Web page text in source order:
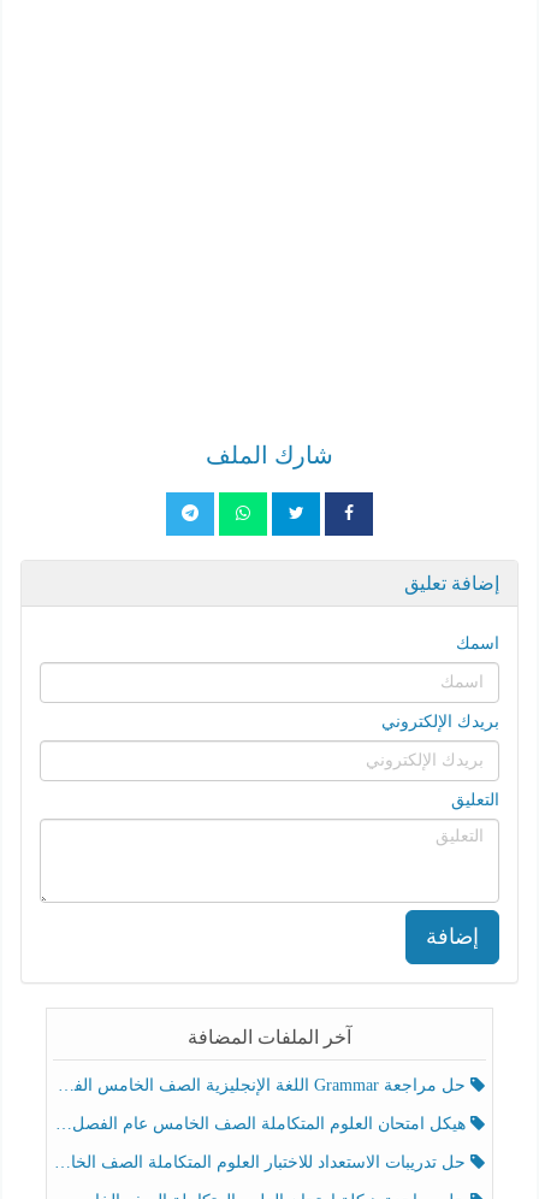
شارك الملف
إضافة تعليق
اسمك
بريدك الإلكتروني
التعليق
إضافة
آخر الملفات المضافة
حل مراجعة Grammar اللغة الإنجليزية الصف الخامس الفصل الثالث
هيكل امتحان العلوم المتكاملة الصف الخامس عام الفصل الدراسي الثالث 2025-2026
حل تدريبات الاستعداد للاختبار العلوم المتكاملة الصف الخامس عام الفصل الثالث